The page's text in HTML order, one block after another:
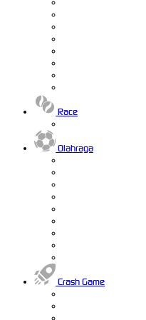
Race
Olahraga
Crash Game